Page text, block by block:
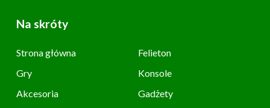
Na skróty
Strona główna
Felieton
Gry
Konsole
Akcesoria
Gadżety